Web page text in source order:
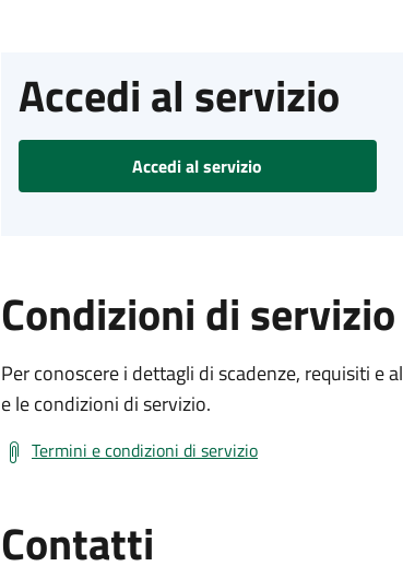
Accedi al servizio
Accedi al servizio
Condizioni di servizio
Per conoscere i dettagli di scadenze, requisiti
e le condizioni di servizio.
Termini e condizioni di servizio
Contatti